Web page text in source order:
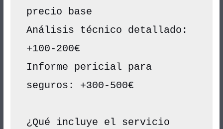
precio base
Análisis técnico detallado:
+100-200€
Informe pericial para
seguros: +300-500€
¿Qué incluye el servicio